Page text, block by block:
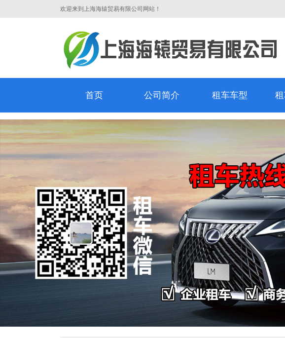
欢迎来到上海海辕贸易有限公司网站！
首页 公司简介 租车车型